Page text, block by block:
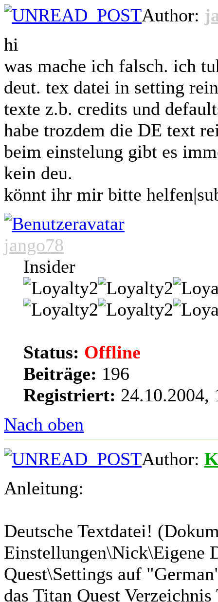
Author:
hi
was mache ich falsch. ich
deut. tex datei in setting
texte z.b. credits und
habe trozdem die DE text
beim einstelung gibt es
kein deu.
könnt ihr mir bitte
jango78
Insider
Status: Offline
Beiträge: 196
Registriert: 24.10.2004,
Nach oben
Author:
Anleitung:
Deutsche Textdatei!
Einstellungen\Nick\Eigene
Quest\Settings auf
das Titan Quest